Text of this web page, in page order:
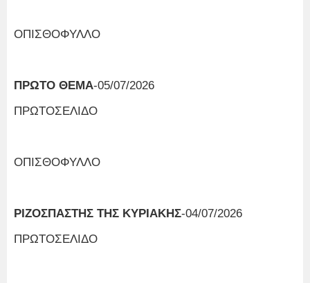
ΟΠΙΣΘΟΦΥΛΛΟ
ΠΡΩΤΟ ΘΕΜΑ-05/07/2026
ΠΡΩΤΟΣΕΛΙΔΟ
ΟΠΙΣΘΟΦΥΛΛΟ
ΡΙΖΟΣΠΑΣΤΗΣ ΤΗΣ ΚΥΡΙΑΚΗΣ-04/07/2026
ΠΡΩΤΟΣΕΛΙΔΟ